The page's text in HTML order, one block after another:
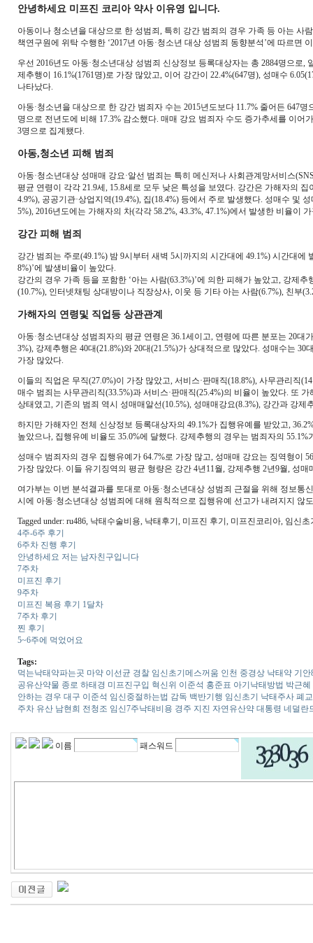
안녕하세요 미프진 코리아 약사 이유영 입니다.
아동이나 청소년을 대상으로 한 성범죄, 특히 강간 범죄의 경우 가족 등 아는
책연구원에 위탁 수행한 ‘2017년 아동·청소년 대상 성범죄 동향분석’에 따르면
우선 2016년도 아동·청소년대상 성범죄 신상정보 등록대상자는 총 2884명으로
제추행이 16.1%(1761명)로 가장 많았고, 이어 강간이 22.4%(647명), 성매수
나타났다.
아동·청소년을 대상으로 한 강간 범죄자 수는 2015년도보다 11.7% 줄어든 647
명으로 전년도에 비해 17.3% 감소했다. 매매 강요 범죄자 수도 증가추세를 이
3명으로 집계됐다.
아동,청소년 피해 범죄
아동·청소년대상 성매매 강요·알선 범죄는 특히 메신저나 사회관계망서비스
평균 연령이 각각 21.9세, 15.8세로 모두 낮은 특성을 보였다. 강간은 가해자의
4.9%), 공공기관·상업지역(19.4%), 집(18.4%) 등에서 주로 발생했다. 성매수 및
5%), 2016년도에는 가해자의 차(각각 58.2%, 43.3%, 47.1%)에서 발생한 비율이
강간 피해 범죄
강간 범죄는 주로(49.1%) 밤 9시부터 새벽 5시까지의 시간대에 49.1%) 시간대
8%)’에 발생비율이 높았다.
강간의 경우 가족 등을 포함한 ‘아는 사람(63.3%)’에 의한 피해가 높았고, 강제
(10.7%), 인터넷채팅 상대방이나 직장상사, 이웃 등 기타 아는 사람(6.7%), 친부
가해자의 연령및 직업등 상관관계
아동·청소년대상 성범죄자의 평균 연령은 36.1세이고, 연령에 따른 분포는 20대
3%), 강제추행은 40대(21.8%)와 20대(21.5%)가 상대적으로 많았다. 성매수는
가장 많았다.
이들의 직업은 무직(27.0%)이 가장 많았고, 서비스·판매직(18.8%), 사무관리직
매수 범죄는 사무관리직(33.5%)과 서비스·판매직(25.4%)의 비율이 높았다. 또
상태였고, 기존의 범죄 역시 성매매알선(10.5%), 성매매강요(8.3%), 강간과 강제
하지만 가해자인 전체 신상정보 등록대상자의 49.1%가 집행유예를 받았고,
높았으나, 집행유예 비율도 35.0%에 달했다. 강제추행의 경우는 범죄자의
성매수 범죄자의 경우 집행유예가 64.7%로 가장 많고, 성매매 강요는 징역형이
가장 많았다. 이들 유기징역의 평균 형량은 강간 4년11월, 강제추행 2년9월, 성
여가부는 이번 분석결과를 토대로 아동·청소년대상 성범죄 근절을 위해 정보
시에 아동·청소년대상 성범죄에 대해 원칙적으로 집행유예 선고가 내려지지 않
Tagged under: ru486, 낙태수술비용, 낙태후기, 미프진 후기, 미프진코리아, 임
4주-6주 후기
6주차 진행 후기
안녕하세요 저는 남자친구입니다
7주차
미프진 후기
9주차
미프진 복용 후기 1달차
7주차 후기
찐 후기
5~6주에 먹었어요
Tags:
먹는낙태약파는곳 마약 이선균 경찰 임신초기메스꺼움 인천 중경상 낙태약 기안
공유산약물 종로 하태경 미프진구입 혁신위 이준석 홍준표 아기낙태방법 박근
안하는 경우 대구 이준석 임신중절하는법 감독 백반기행 임신초기 낙태주사 폐
주차 유산 남현희 전청조 임신7주낙태비용 경주 지진 자연유산약 대통령 네덜란
이름 패스워드